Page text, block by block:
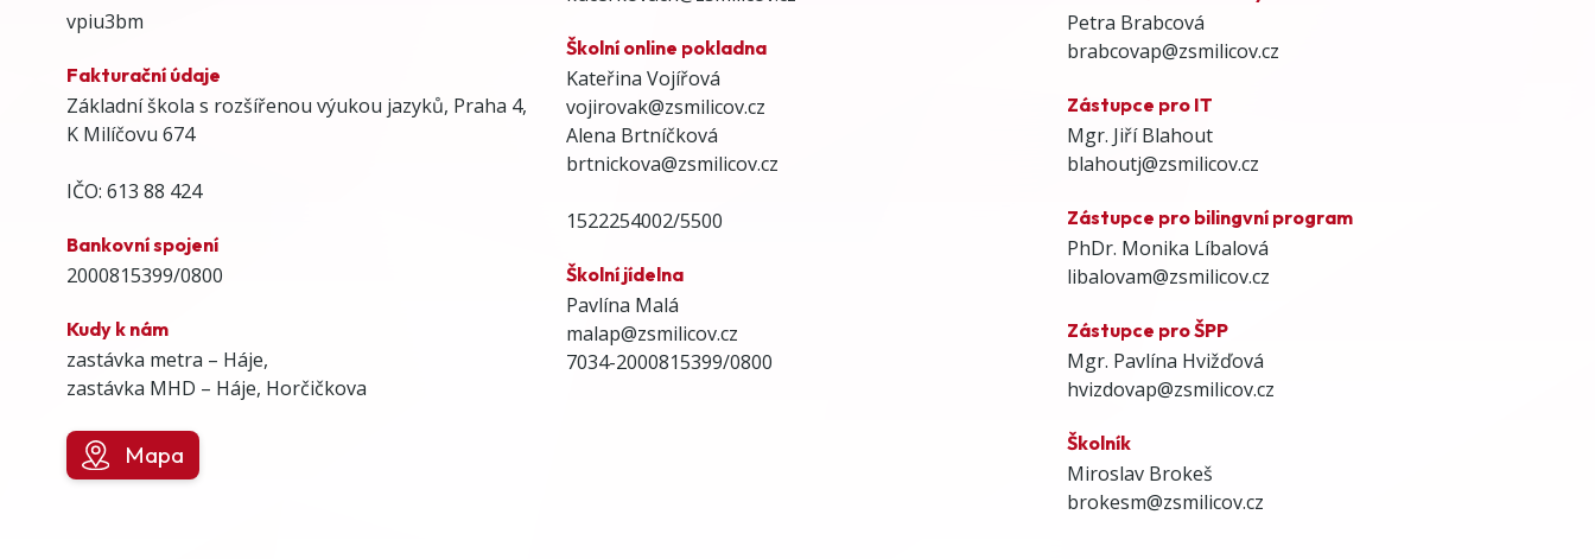
vpiu3bm
Fakturační údaje
Základní škola s rozšířenou výukou jazyků, Praha 4,
K Milíčovu 674
IČO: 613 88 424
Bankovní spojení
2000815399/0800
Kudy k nám
zastávka metra – Háje,
zastávka MHD – Háje, Horčičkova
Mapa
Školní online pokladna
Kateřina Vojířová
vojirovak@zsmilicov.cz
Alena Brtníčková
brtnickova@zsmilicov.cz
1522254002/5500
Školní jídelna
Pavlína Malá
malap@zsmilicov.cz
7034-2000815399/0800
Petra Brabcová
brabcovap@zsmilicov.cz
Zástupce pro IT
Mgr. Jiří Blahout
blahoutj@zsmilicov.cz
Zástupce pro bilingvní program
PhDr. Monika Líbalová
libalovam@zsmilicov.cz
Zástupce pro ŠPP
Mgr. Pavlína Hvižďová
hvizdovap@zsmilicov.cz
Školník
Miroslav Brokeš
brokesm@zsmilicov.cz